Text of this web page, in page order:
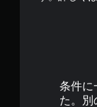
条件に
た。別